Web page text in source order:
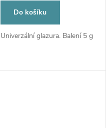
Do košíku
Univerzální glazura. Balení 5 g